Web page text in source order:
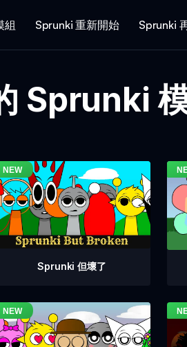
組 Sprunki 重新開始 Sprunki
Sprunki
Sprunki 但壞了